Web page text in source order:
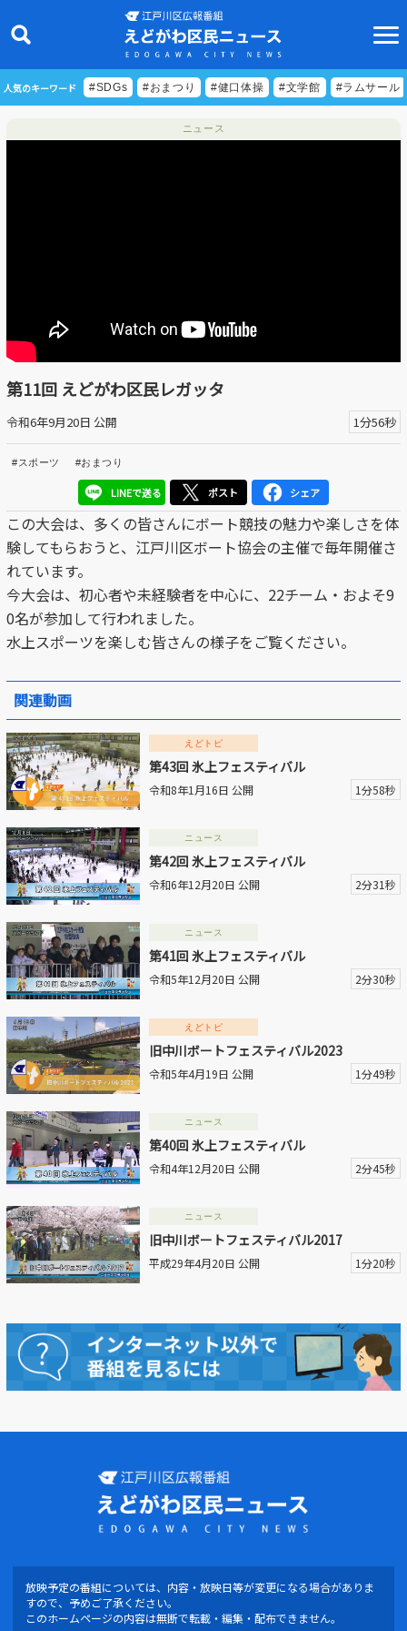
えどトピ
区議会だより
#えど推し
江戸川区でともに暮らそう / Living Together in Edogaw
a City
おうちで動画
Everyone's SDGs ～17のゴールを目指して～
ふるさと散歩
Others
公開日
動画を探す
人気のキーワード #SDGs #おまつり #健口体操 #文学館 #ラムサール
ニュース
第11回 えどがわ区民レガッタ
令和6年9月20日 公開 1分56秒
#スポーツ #おまつり
LINEで送る ポスト シェア
この大会は、多くの皆さんにボート競技の魅力や楽しさを体
験してもらおうと、江戸川区ボート協会の主催で毎年開催さ
れています。
今大会は、初心者や未経験者を中心に、22チーム・およそ9
0名が参加して行われました。
水上スポーツを楽しむ皆さんの様子をご覧ください。
関連動画
えどトピ
第43回 氷上フェスティバル
令和8年1月16日 公開 1分58秒
ニュース
第42回 氷上フェスティバル
令和6年12月20日 公開 2分31秒
ニュース
第41回 氷上フェスティバル
令和5年12月20日 公開 2分30秒
えどトピ
旧中川ボートフェスティバル2023
令和5年4月19日 公開 1分49秒
ニュース
第40回 氷上フェスティバル
令和4年12月20日 公開 2分45秒
ニュース
旧中川ボートフェスティバル2017
平成29年4月20日 公開 1分20秒
放映予定の番組については、内容・放映日等が変更になる場合がありま
すので、予めご了承ください。
このホームページの内容は無断で転載・編集・配布できません。